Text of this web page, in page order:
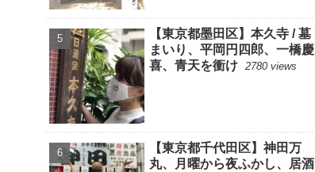
【東京都墨田区】本久寺 / 墓
まいり、平岡円四郎、一橋慶
喜、青天を衝け 2780 views
【東京都千代田区】神田万
丸、月曜から夜ふかし、居酒